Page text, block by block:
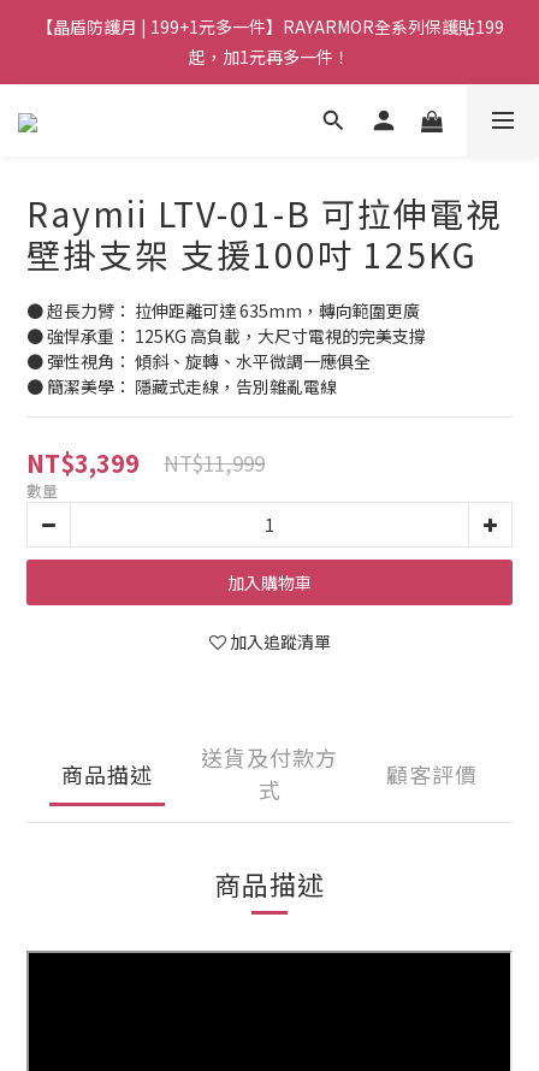
【晶盾防護月 | 199+1元多一件】RAYARMOR全系列保護貼199
起，加1元再多一件！
Raymii LTV-01-B 可拉伸電視
壁掛支架 支援100吋 125KG
● 超長力臂： 拉伸距離可達 635mm，轉向範圍更廣
● 強悍承重： 125KG 高負載，大尺寸電視的完美支撐
● 彈性視角： 傾斜、旋轉、水平微調一應俱全
● 簡潔美學： 隱藏式走線，告別雜亂電線
NT$3,399 NT$11,999
數量
加入購物車
加入追蹤清單
商品描述
送貨及付款方
式
顧客評價
商品描述